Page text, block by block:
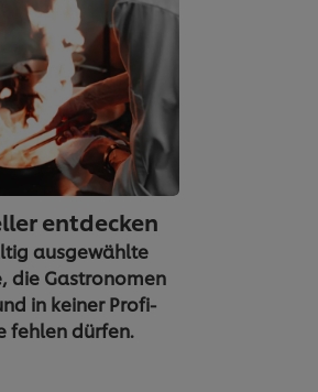
entdecken
ausgewählte
die Gastronomen
in keiner Profi-
fehlen dürfen.